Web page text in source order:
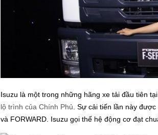
Isuzu là một trong những hãng xe tải đầu tiên
lộ trình của Chính Phủ . Sự cải tiến lần này
và FORWARD. Isuzu gọi thế hệ động cơ đạt